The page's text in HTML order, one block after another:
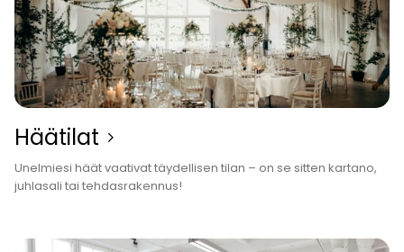
Häätilat
Unelmiesi häät vaativat täydel­lisen tilan – on se sitten kartano,
juhlasali tai tehdasrakennus!